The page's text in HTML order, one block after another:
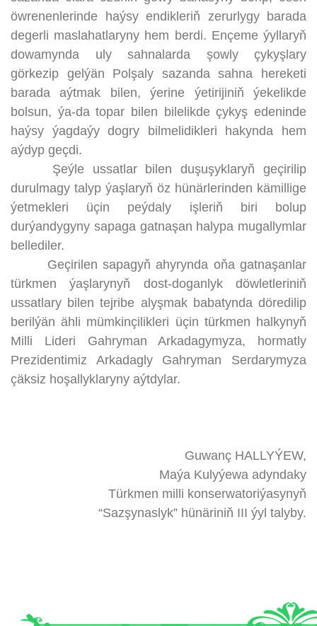
öwrenenlerinde haýsy endikleriň zerurlygy barada
degerli maslahatlaryny hem berdi. Ençeme ýyllaryň
dowamynda uly sahnalarda şowly çykyşlary
görkezip gelýän Polşaly sazanda sahna hereketi
barada aýtmak bilen, ýerine ýetirijiniň ýekelikde
bolsun, ýa-da topar bilen bilelikde çykyş edeninde
haýsy ýagdaýy dogry bilmelidikleri hakynda hem
aýdyp geçdi.
Şeýle ussatlar bilen duşuşyklaryň geçirilip
durulmagy talyp ýaşlaryň öz hünärlerinden kämillige
ýetmekleri üçin peýdaly işleriň biri bolup
durýandygyny sapaga gatnaşan halypa mugallymlar
bellediler.
Geçirilen sapagyň ahyrynda oňa gatnaşanlar
türkmen ýaşlarynyň dost-doganlyk döwletleriniň
ussatlary bilen tejribe alyşmak babatynda döredilip
berilýän ähli mümkinçilikleri üçin türkmen halkynyň
Milli Lideri Gahryman Arkadagymyza, hormatly
Prezidentimiz Arkadagly Gahryman Serdarymyza
çäksiz hoşallyklaryny aýtdylar.
Guwanç HALLYÝEW,
Maýa Kulyýewa adyndaky
Türkmen milli konserwatoriýasynyň
“Sazşynaslyk” hünäriniň III ýyl talyby.